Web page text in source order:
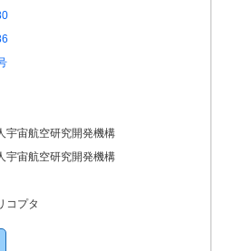
宇宙航空研究開発機構
宇宙航空研究開発機構
コプタ